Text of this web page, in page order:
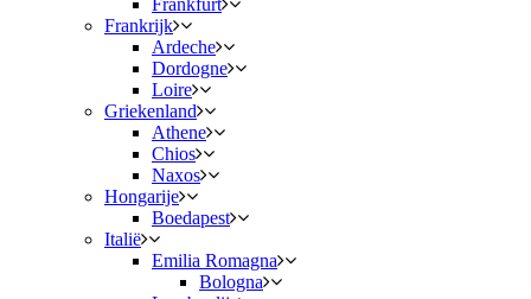
Frankfurt
Frankrijk
Ardeche
Dordogne
Loire
Griekenland
Athene
Chios
Naxos
Hongarije
Boedapest
Italië
Emilia Romagna
Bologna